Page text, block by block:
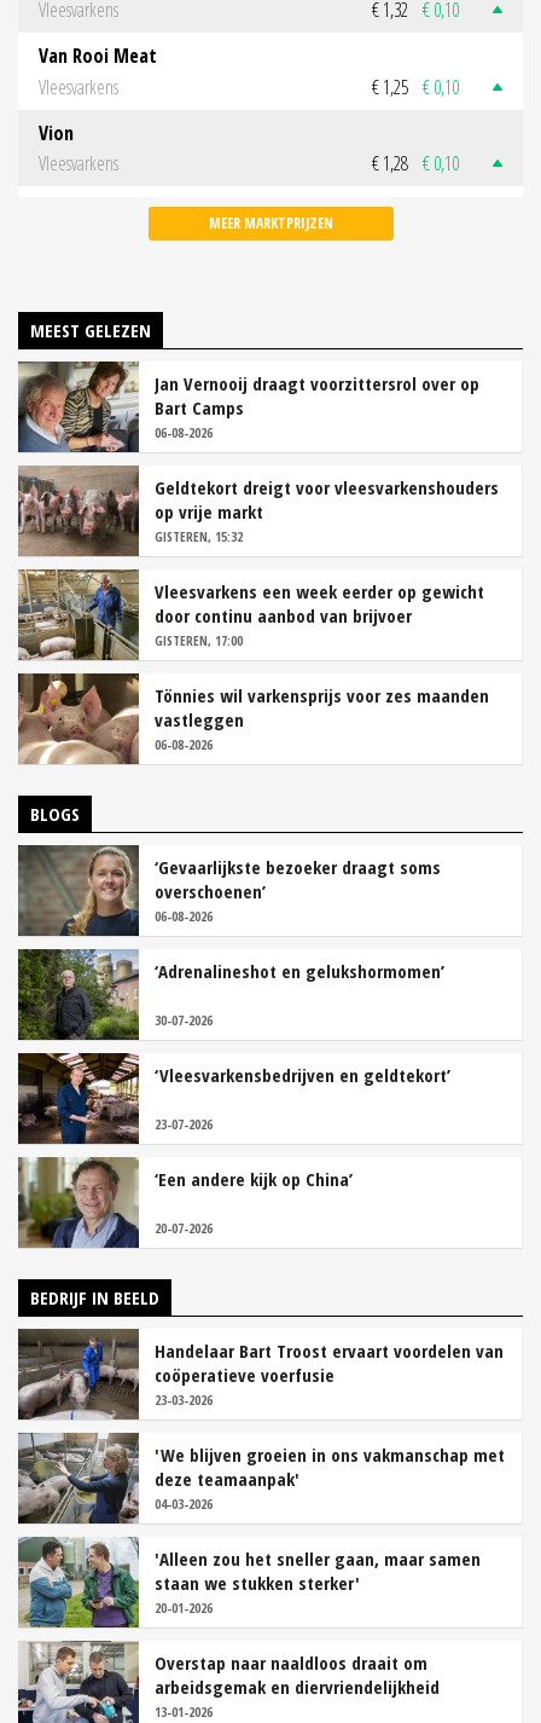
Vleesvarkens € 1,32 € 0,10
Van Rooi Meat
Vleesvarkens
€ 1,25 € 0,10
Vion
Vleesvarkens
€ 1,28 € 0,10
MEER MARKTPRIJZEN
MEEST GELEZEN
Jan Vernooij draagt voorzittersrol over op
Bart Camps
06-08-2026
Geldtekort dreigt voor vleesvarkenshouders
op vrije markt
GISTEREN, 15:32
Vleesvarkens een week eerder op gewicht
door continu aanbod van brijvoer
GISTEREN, 17:00
Tönnies wil varkensprijs voor zes maanden
vastleggen
06-08-2026
BLOGS
‘Gevaarlijkste bezoeker draagt soms
overschoenen’
06-08-2026
‘Adrenalineshot en gelukshormomen’
30-07-2026
‘Vleesvarkensbedrijven en geldtekort’
23-07-2026
‘Een andere kijk op China’
20-07-2026
BEDRIJF IN BEELD
Handelaar Bart Troost ervaart voordelen van
coöperatieve voerfusie
23-03-2026
'We blijven groeien in ons vakmanschap met
deze teamaanpak'
04-03-2026
'Alleen zou het sneller gaan, maar samen
staan we stukken sterker'
20-01-2026
Overstap naar naaldloos draait om
arbeidsgemak en diervriendelijkheid
13-01-2026